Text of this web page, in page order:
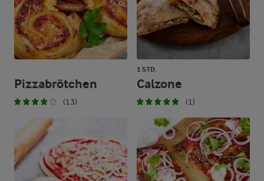
Pizzabrötchen
(13)
1 STD.
Calzone
(1)